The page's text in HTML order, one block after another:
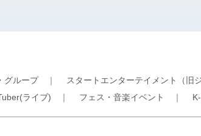
グループ｜ スタートエンターテイメント（旧
ライブ) ｜ フェス・音楽イベント ｜